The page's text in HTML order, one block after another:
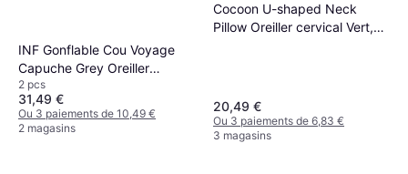
INF Gonflable Cou Voyage
Capuche Grey Oreiller
cervical Gris
2 pcs
31,49 €
Ou 3 paiements de 10,49 €
2 magasins
Cocoon U-shaped Neck
Pillow Oreiller cervical Vert,
20,49 €
Ou 3 paiements de 6,83 €
3 magasins